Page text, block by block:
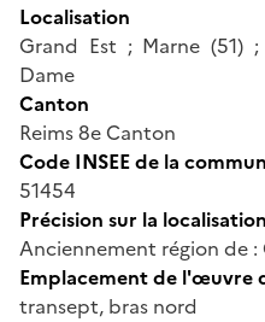
Localisation
Grand Est ; Marne (51)
Dame
Canton
Reims 8e Canton
Code INSEE de la
51454
Précision sur la localisation
Anciennement région de
Emplacement de l'œuvre
transept, bras nord